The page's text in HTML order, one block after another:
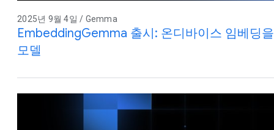
2025년 9월 4일 / Gemma
EmbeddingGemma 출시: 온디바이스 임베딩
모델